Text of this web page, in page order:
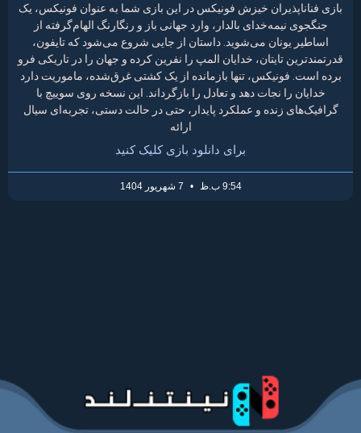
بازی فناناپذیران خیزش فونیکس در این بازی شما به عنوان فونیکس، یک
جنگجوی نیمه‌خدای بالدار، وارد جهانی باز و رنگارنگ الهام‌گرفته از
اساطیر یونان می‌شوید. داستان از جایی شروع می‌شود که تایفون،
قدرتمندترین تایتان، خدایان المپ را نفرین کرده و جهان را در تاریکی فرو
برده است. فونیکس، تنها بازمانده از یک کشتی غرق‌شده، ماموریت دارد
خدایان را نجات دهد و تعادل را بازگرداند. این نسخه روی سوییچ با
گرافیک‌های زنده و عملکرد پایدار، حتی در حالت دستی، تجربه‌ای سیال
ارائه
برای دانلود بازی کلیک کنید
9:54 ب.ظ